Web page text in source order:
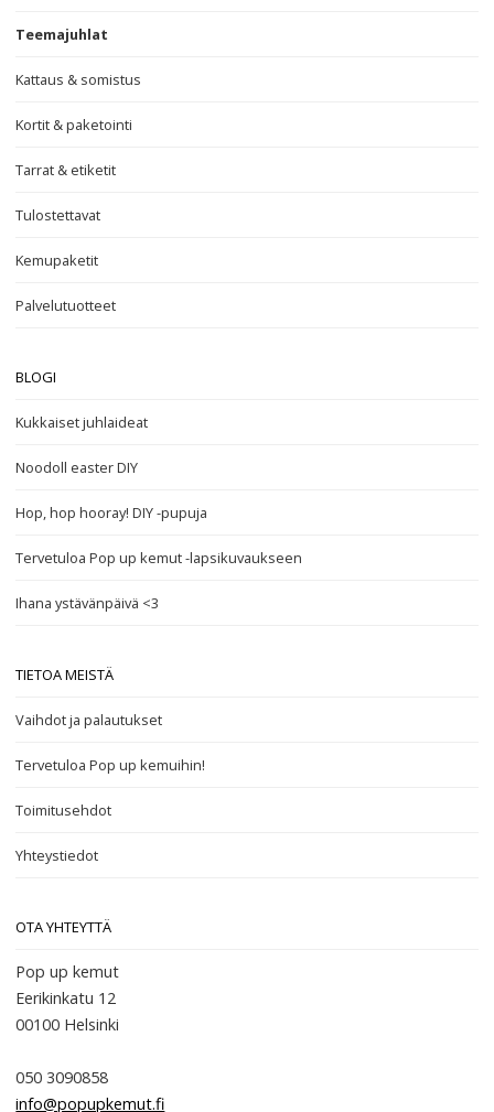
Teemajuhlat
Kattaus & somistus
Kortit & paketointi
Tarrat & etiketit
Tulostettavat
Kemupaketit
Palvelutuotteet
BLOGI
Kukkaiset juhlaideat
Noodoll easter DIY
Hop, hop hooray! DIY -pupuja
Tervetuloa Pop up kemut -lapsikuvaukseen
Ihana ystävänpäivä <3
TIETOA MEISTÄ
Vaihdot ja palautukset
Tervetuloa Pop up kemuihin!
Toimitusehdot
Yhteystiedot
OTA YHTEYTTÄ
Pop up kemut
Eerikinkatu 12
00100 Helsinki
050 3090858
info@popupkemut.fi